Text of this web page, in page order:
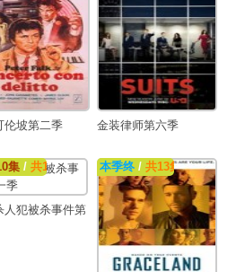
伦坡第二季 金装律师第六季
集 /共10集
人犯被杀事件第
本季终/ 共13集